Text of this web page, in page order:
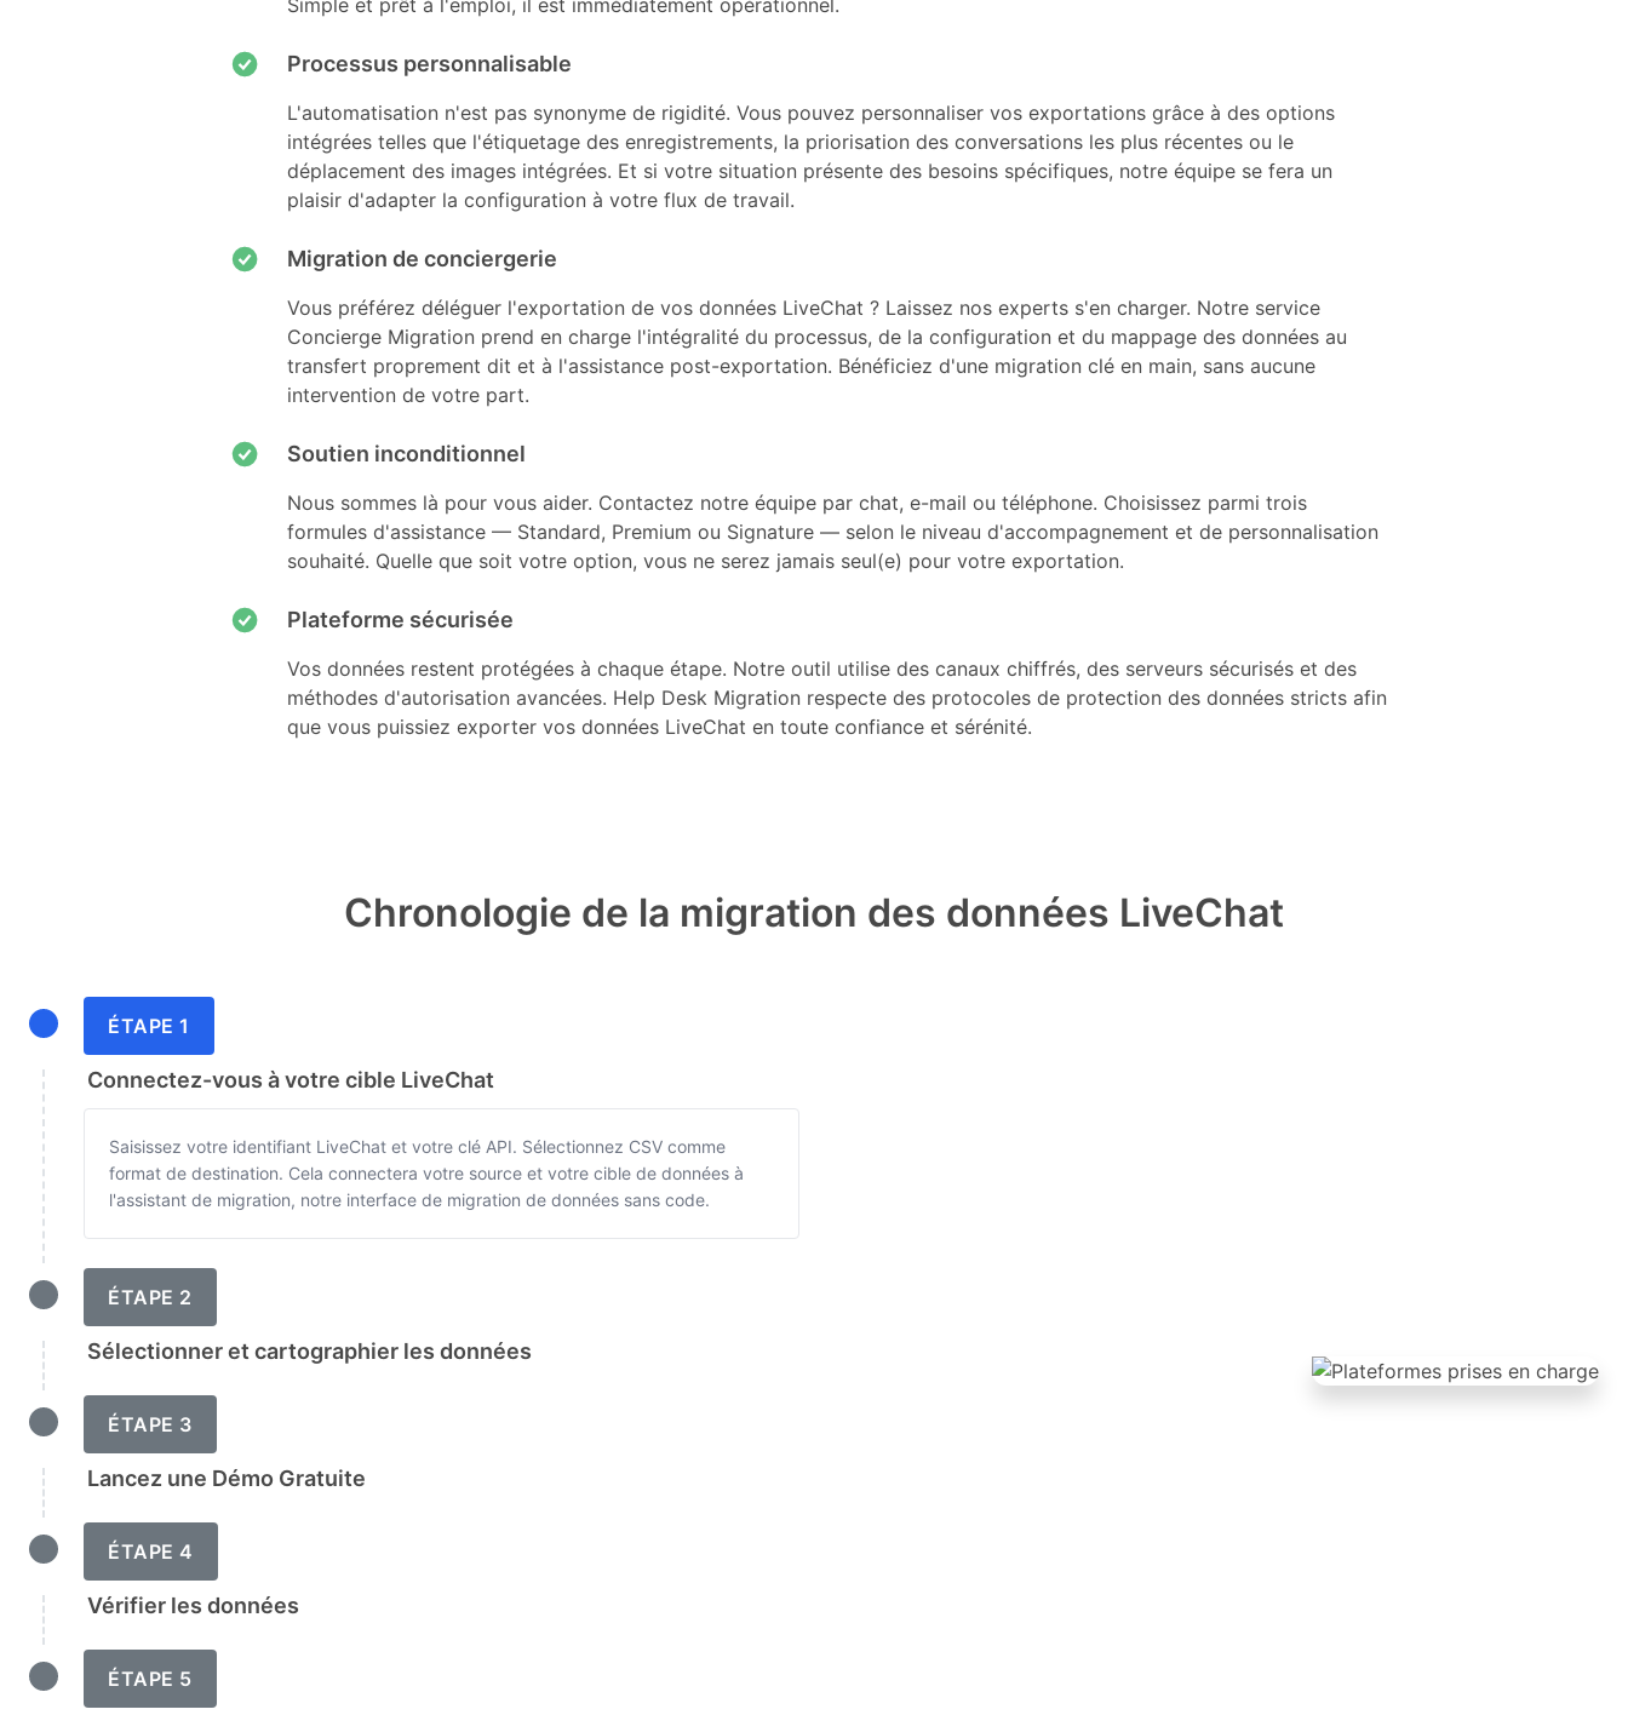
Simple et prêt à l'emploi, il est immédiatement opérationnel.
Processus personnalisable
L'automatisation n'est pas synonyme de rigidité. Vous pouvez personnaliser vos exportations grâce à des options
intégrées telles que l'étiquetage des enregistrements, la priorisation des conversations les plus récentes ou le
déplacement des images intégrées. Et si votre situation présente des besoins spécifiques, notre équipe se fera un
plaisir d'adapter la configuration à votre flux de travail.
Migration de conciergerie
Vous préférez déléguer l'exportation de vos données LiveChat ? Laissez nos experts s'en charger. Notre service
Concierge Migration prend en charge l'intégralité du processus, de la configuration et du mappage des données au
transfert proprement dit et à l'assistance post-exportation. Bénéficiez d'une migration clé en main, sans aucune
intervention de votre part.
Soutien inconditionnel
Nous sommes là pour vous aider. Contactez notre équipe par chat, e-mail ou téléphone. Choisissez parmi trois
formules d'assistance — Standard, Premium ou Signature — selon le niveau d'accompagnement et de personnalisation
souhaité. Quelle que soit votre option, vous ne serez jamais seul(e) pour votre exportation.
Plateforme sécurisée
Vos données restent protégées à chaque étape. Notre outil utilise des canaux chiffrés, des serveurs sécurisés et des
méthodes d'autorisation avancées. Help Desk Migration respecte des protocoles de protection des données stricts afin
que vous puissiez exporter vos données LiveChat en toute confiance et sérénité.
Chronologie de la migration des données LiveChat
ÉTAPE 1
Connectez-vous à votre cible LiveChat
Saisissez votre identifiant LiveChat et votre clé API. Sélectionnez CSV comme
format de destination. Cela connectera votre source et votre cible de données à
l'assistant de migration, notre interface de migration de données sans code.
ÉTAPE 2
Sélectionner et cartographier les données
ÉTAPE 3
Lancez une Démo Gratuite
ÉTAPE 4
Vérifier les données
ÉTAPE 5